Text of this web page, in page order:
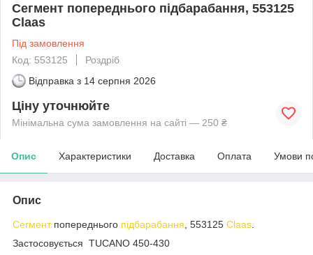
Сегмент попереднього підбарабання, 553125
Claas
Під замовлення
Код: 553125
Роздріб
Відправка з 14 серпня 2026
Ціну уточнюйте
Мінімальна сума замовлення на сайті — 250 ₴
Опис Характеристики Доставка Оплата Умови
Опис
Сегментпопереднього підбарабання , 553125 Claas
Застосовується TUCANO 450-430